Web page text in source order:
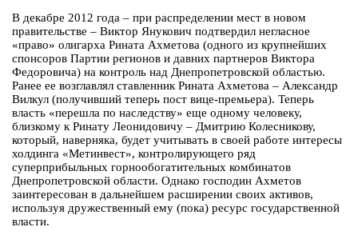
В декабре 2012 года – при распределении мест в новом
правительстве – Виктор Янукович подтвердил негласное
«право» олигарха Рината Ахметова (одного из крупнейших
спонсоров Партии регионов и давних партнеров Виктора
Федоровича) на контроль над Днепропетровской областью.
Ранее ее возглавлял ставленник Рината Ахметова – Александр
Вилкул (получивший теперь пост вице-премьера). Теперь
власть «перешла по наследству» еще одному человеку,
близкому к Ринату Леонидовичу – Дмитрию Колесникову,
который, наверняка, будет учитывать в своей работе интересы
холдинга «Метинвест», контролирующего ряд
суперприбыльных горнообогатительных комбинатов
Днепропетровской области. Однако господин Ахметов
заинтересован в дальнейшем расширении своих активов,
используя дружественный ему (пока) ресурс государственной
власти.